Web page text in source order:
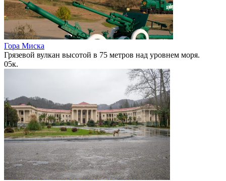
Гора Миска
Грязевой вулкан высотой в 75 метров над уровнем моря.
05к.